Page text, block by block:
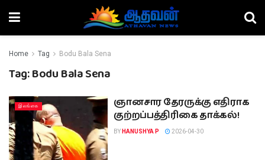
Home Tag Bodu Bala Sena
Tag:Bodu Bala Sena
இலங்கை
ஞானசார தேரருக்கு எதிராக
குற்றப்பத்திரிகை தாக்கல்!
BY HANUSHYA P 2026-04-30